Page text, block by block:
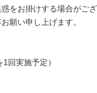
をお掛けする場合がご
願い申し上げます。
回実施予定）